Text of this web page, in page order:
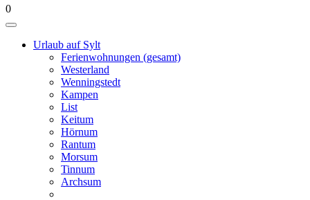
0
Urlaub auf Sylt
Ferienwohnungen (gesamt)
Westerland
Wenningstedt
Kampen
List
Keitum
Hörnum
Rantum
Morsum
Tinnum
Archsum